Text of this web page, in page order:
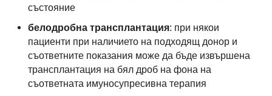
състояние
белодробна трансплантация: при някои
пациенти при наличието на подходящ донор и
съответните показания може да бъде извършена
трансплантация на бял дроб на фона на
съответната имуносупресивна терапия